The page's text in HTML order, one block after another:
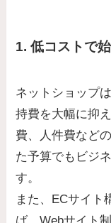
1. 低コストで
ネットショップ
持費を大幅に抑
費、人件費など
た予算でもビジ
す。
また、ECサイト